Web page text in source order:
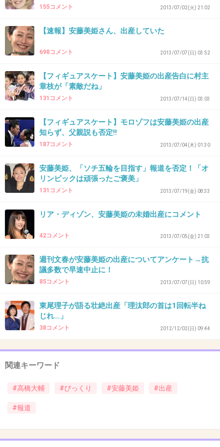
28. 匿名 2013/07/12(金) 15:36:49
高橋なんて安藤と関係持つくらいなら餃子の食べ過ぎで全日本台落ちしてソチ
落選する方がまだありえるような兄ちゃんなのに、滑る姿しか知らない人らは
+5 -26
29. 匿名2013/07/12(金) 15:37:45
え？ 大輔ってゲイじゃないの？
高橋大輔だって人をちゃんと選ぶでしょーが。
こんな下品な猫かぶりの女性は選びません。
高橋大輔、以前に安藤美姫のこと
『ミキはすぐに膝に乗ってくる。だっこしてぇ
って発言してるよね
それを可愛いという男も
155コメント 2013/07/02(火) 21:02
【速報】安藤美姫さん、出産していた
698コメント 2013/07/07(日) 03:52
【フィギュアスケート】安藤美姫の出産告白に村主
章枝が「素敵だね」
131コメント 2013/07/14(日) 03:03
【フィギュアスケート】モロゾフは安藤美姫の出産
知らず、父親説も否定!!
187コメント 2013/07/04(木) 01:30
安藤美姫、「ソチ五輪を目指す」報道を否定！「オ
リンピックは頑張ったご褒美」
131コメント 2013/07/19(金) 08:33
リア・ディゾン、安藤美姫の未婚出産にコメント
42コメント 2013/07/05(金) 21:03
週刊文春が安藤美姫の出産についてアンケート→抗
議多数で早速中止に！
85コメント 2013/07/07(日) 10:59
東尾理子が語る壮絶出産「理汰郎の首は1回転半ね
じれ…」
38コメント 2012/12/02(日) 09:44
関連キーワード
#高橋大輔 #びっくり #安藤美姫 #出産
#報道